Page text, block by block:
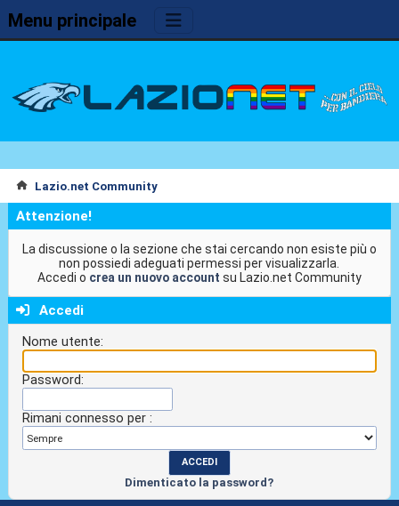
Menu principale
Lazio.net Community
Attenzione!
La discussione o la sezione che stai cercando non esiste più o
non possiedi adeguati permessi per visualizzarla.
Accedi o crea un nuovo account su Lazio.net Community
Accedi
Nome utente:
Password:
Rimani connesso per :
Dimenticato la password?